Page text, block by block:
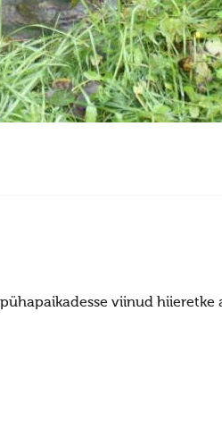
viinud